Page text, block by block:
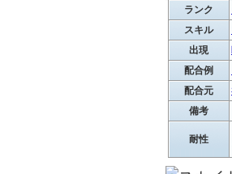
ランク
スキル
出現
配合例
配合元
備考
耐性